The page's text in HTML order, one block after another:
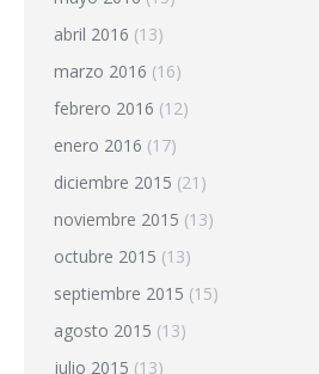
abril 2016 (13)
marzo 2016 (16)
febrero 2016 (12)
enero 2016 (17)
diciembre 2015 (21)
noviembre 2015 (13)
octubre 2015 (13)
septiembre 2015 (15)
agosto 2015 (13)
julio 2015 (13)